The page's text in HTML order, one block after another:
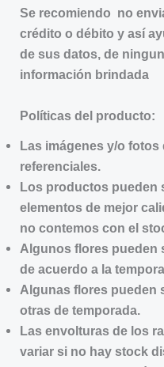
Se recomiendo no
crédito o débito y así
de sus datos, de
información brindada
Políticas del producto:
Las imágenes y/o
referenciales.
Los productos pueden
elementos de mejor
no contemos con el
Algunos flores pueden
de acuerdo a la
Algunas flores pueden
otras de temporada.
Las envolturas de los
variar si no hay stock